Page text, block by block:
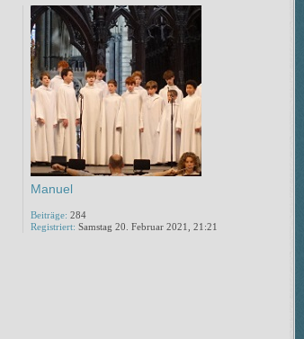
Manuel
Beiträge: 284
Registriert: Samstag 20. Februar 2021, 21:21